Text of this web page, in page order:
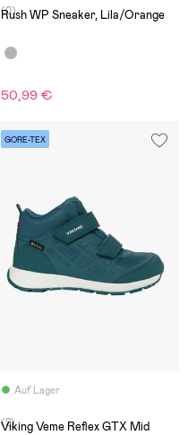
(0)
Rush WP Sneaker, Lila/Orange
50,99 €
GORE-TEX
Auf Lager
(2)
Viking Veme Reflex GTX Mid